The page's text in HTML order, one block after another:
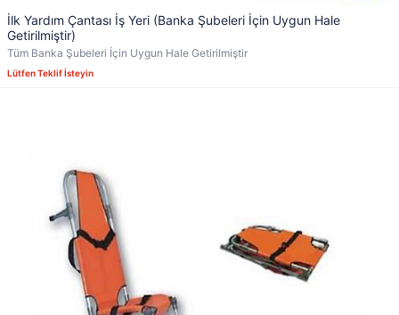
İlk Yardım Çantası İş Yeri (Banka Şubeleri İçin Uygun Hale
Getirilmiştir)
Tüm Banka Şubeleri İçin Uygun Hale Getirilmiştir
Lütfen Teklif İsteyin